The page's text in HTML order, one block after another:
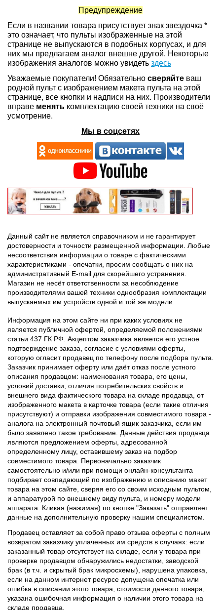
Предупреждение
Если в названии товара присутствует знак звездочка *
это означает, что пульты изображенные на этой
странице не выпускаются в подобных корпусах, и для
них мы предлагаем аналог внешне другой. Некоторые
изображения аналогов можно увидеть здесь
Уважаемые покупатели! Обязательно сверяйте ваш
родной пульт с изображением макета пульта на этой
странице, все кнопки и надписи на них. Производители
вправе менять комплектацию своей техники на своё
усмотрение.
Мы в соцсетях
Данный сайт не является справочником и не гарантирует
достоверности и точности размещенной информации. Любые
несоответствия информации о товаре с фактическими
характеристиками - опечатки, просим сообщать о них на
административный E-mail для скорейшего устранения.
Магазин не несёт ответственности за несоблюдение
производителями вашей техники однообразия комплектации
выпускаемых им устройств одной и той же модели.
Информация на этом сайте ни при каких условиях не
является публичной офертой, определяемой положениями
статьи 437 ГК РФ. Акцептом заказчика является его устное
подтверждение заказа, согласие с условиями оферты,
которую огласит продавец по телефону после подбора пульта.
Заказчик принимает оферту или даёт отказ после устного
описания продавцом: наименования товара, его цены,
условий доставки, отличия потребительских свойств и
внешнего вида фактического товара на складе продавца, от
изображенного макета в карточке товара (если такие отличия
присутствуют) и отправки изображения совместимого товара -
аналога на электронный почтовый ящик заказчика, если им
было заявлено такое требование. Данные действия продавца
являются предложением оферты, адресованной
определенному лицу, оставившему заказ на подбор
совместимого товара. Первоначально заказчик
самостоятельно и/или при помощи онлайн-консультанта
подбирает совпадающий по изображению и описанию макет
товара на этом сайте, сверяя его со своим исходным пультом,
и аппаратурой по внешнему виду пульта, и номеру модели
аппарата. Кликая (нажимая) по кнопке "Заказать" отправляет
данные на дополнительную проверку нашим специалистом.
Продавец оставляет за собой право отзыва оферты с полным
возвратом заказчику уплаченных им средств в случаях: если
заказанный товар отсутствует на складе, если у товара при
проверке продавцом обнаружились недостатки, заводской
брак (в т.ч. и скрытый брак микросхемы), нарушена упаковка,
если на данном интернет ресурсе допущена опечатка или
ошибка в описании этого товара, стоимости данного товара,
указана ошибочная информация о наличии этого товара на
складе продавца.